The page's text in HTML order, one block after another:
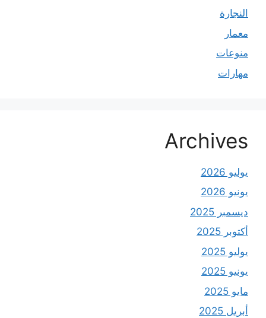
النجارة
معمار
منوعات
مهارات
Archives
يوليو 2026
يونيو 2026
ديسمبر 2025
أكتوبر 2025
يوليو 2025
يونيو 2025
مايو 2025
أبريل 2025